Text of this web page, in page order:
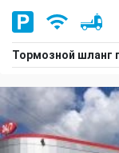
Тормозной шланг